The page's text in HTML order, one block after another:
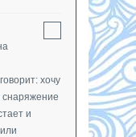
хочу
и